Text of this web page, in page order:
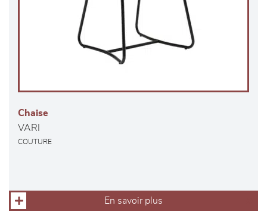
Chaise
VARI
COUTURE
En savoir plus